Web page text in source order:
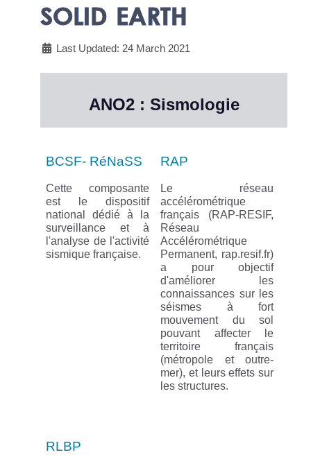
SOLID EARTH
Last Updated: 24 March 2021
ANO2 : Sismologie
BCSF- RéNaSS
Cette composante
est le dispositif
national dédié à la
surveillance et à
l'analyse de l'activité
sismique française.
RAP
Le réseau
accélérométrique
français (RAP-RESIF,
Réseau
Accélérométrique
Permanent, rap.resif.fr)
a pour objectif
d'améliorer les
connaissances sur les
séismes à fort
mouvement du sol
pouvant affecter le
territoire français
(métropole et outre-
mer), et leurs effets sur
les structures.
RLBP